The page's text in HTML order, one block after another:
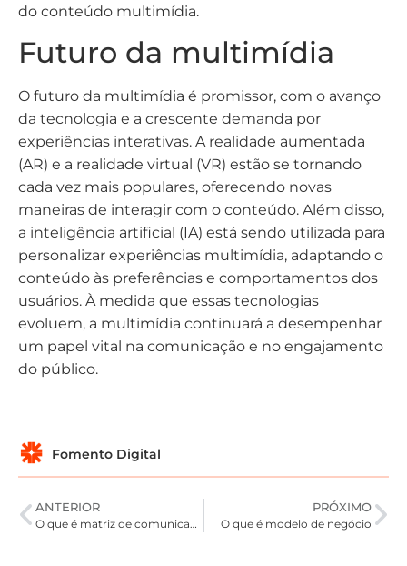
do conteúdo multimídia.
Futuro da multimídia
O futuro da multimídia é promissor, com o avanço
da tecnologia e a crescente demanda por
experiências interativas. A realidade aumentada
(AR) e a realidade virtual (VR) estão se tornando
cada vez mais populares, oferecendo novas
maneiras de interagir com o conteúdo. Além disso,
a inteligência artificial (IA) está sendo utilizada para
personalizar experiências multimídia, adaptando o
conteúdo às preferências e comportamentos dos
usuários. À medida que essas tecnologias
evoluem, a multimídia continuará a desempenhar
um papel vital na comunicação e no engajamento
do público.
Fomento Digital
ANTERIOR
O que é matriz de comunicação
PRÓXIMO
O que é modelo de negócio